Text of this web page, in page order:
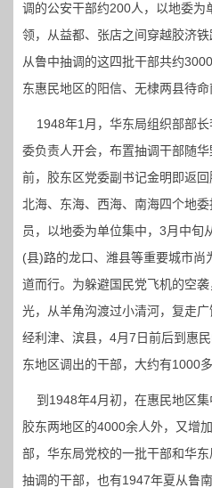
调的公安干部约200人，以地委为
领，从益都、张店之间穿越胶济铁
从鲁中抽调的这四批干部共约
东惠民地区的阳信、无棣两县待命
1948年1月，华东局组织部部长
委负责人开会，布置抽调干部随
前，胶东区党委副书记金明即返
北海、东海、西海、南海四个地
员，以地委为单位集中，3月中旬
(县)路的龙口、潍县等重要城市尚
道而行。为躲避国民党飞机的空
光，从羊角沟渡过小清河，复走广
经利津、滨县，4月7日前后到惠
东地区调出的干部，大约有1000多
到1948年4月初，在惠民地区集
胶东两地区的4000余人外，又增
部，华东局党校的一批干部和华
抽调的干部，也有1947年夏从鲁